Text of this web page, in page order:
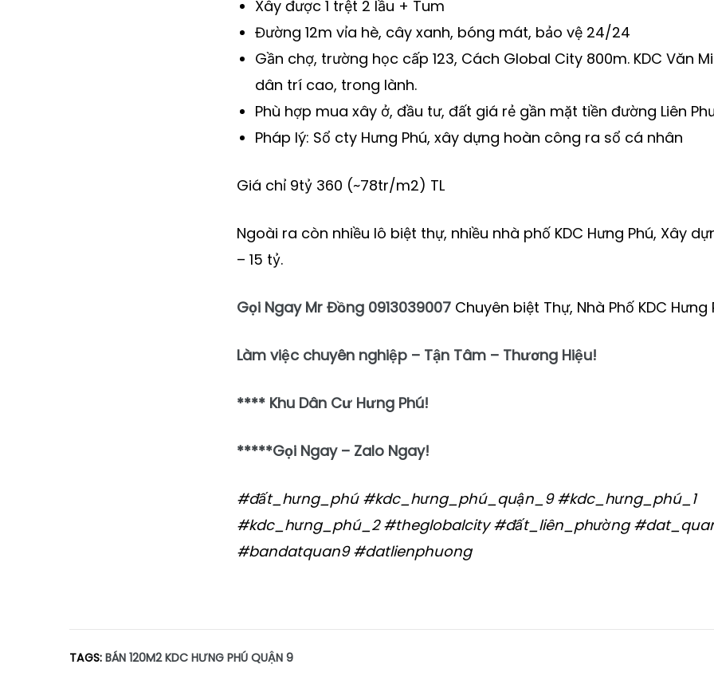
Xây được 1 trệt 2 lầu + Tum
Đường 12m vỉa hè, cây xanh, bóng mát, bảo vệ 24/24
Gần chợ, trường học cấp 123, Cách Global City 800m. KDC Văn
dân trí cao, trong lành.
Phù hợp mua xây ở, đầu tư, đất giá rẻ gần mặt tiền đường Liên
Pháp lý: Sổ cty Hưng Phú, xây dựng hoàn công ra sổ cá nhân
Giá chỉ 9tỷ 360 (~78tr/m2) TL
Ngoài ra còn nhiều lô biệt thự, nhiều nhà phố KDC Hưng Phú, Xây
– 15 tỷ.
Gọi Ngay Mr Đồng 0913039007 Chuyên biệt Thự, Nhà Phố KDC Hưng
Làm việc chuyên nghiệp – Tận Tâm – Thương Hiệu!
**** Khu Dân Cư Hưng Phú!
*****Gọi Ngay – Zalo Ngay!
#đất_hưng_phú #kdc_hưng_phú_quận_9#kdc_hưng_phú_1
#kdc_hưng_phú_2 #theglobalcity#đất_liên_phường
#bandatquan9 #datlienphuong
TAGS: BÁN 120M2 KDC HƯNG PHÚ QUẬN 9